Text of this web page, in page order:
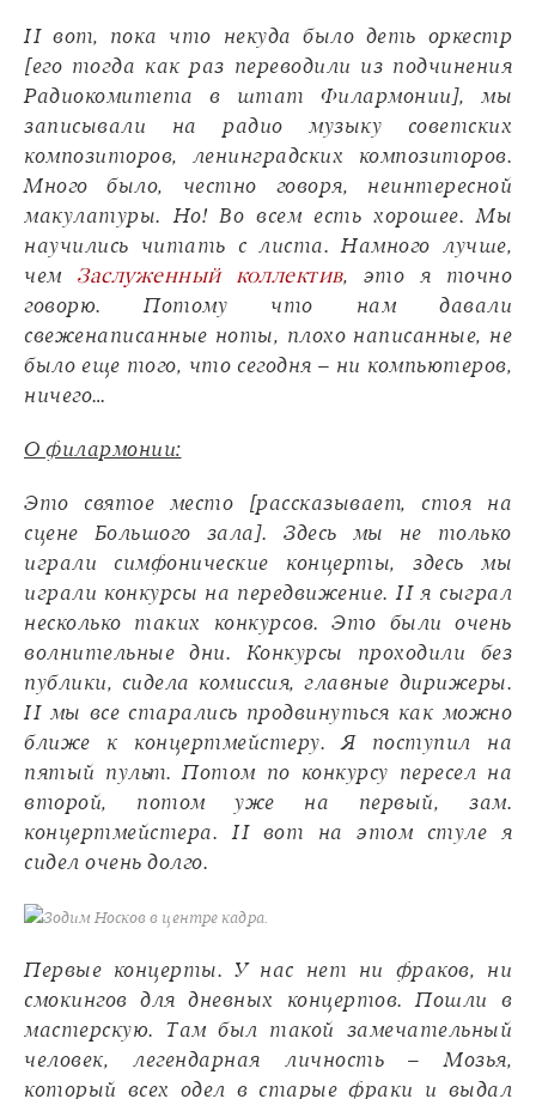
И вот, пока что некуда было деть оркестр
[его тогда как раз переводили из подчинения
Радиокомитета в штат Филармонии], мы
записывали на радио музыку советских
композиторов, ленинградских композиторов.
Много было, честно говоря, неинтересной
макулатуры. Но! Во всем есть хорошее. Мы
научились читать с листа. Намного лучше,
чем Заслуженный коллектив, это я точно
говорю. Потому что нам давали
свеженаписанные ноты, плохо написанные, не
было еще того, что сегодня – ни компьютеров,
ничего…
О филармонии:
Это святое место [рассказывает, стоя на
сцене Большого зала]. Здесь мы не только
играли симфонические концерты, здесь мы
играли конкурсы на передвижение. И я сыграл
несколько таких конкурсов. Это были очень
волнительные дни. Конкурсы проходили без
публики, сидела комиссия, главные дирижеры.
И мы все старались продвинуться как можно
ближе к концертмейстеру. Я поступил на
пятый пульт. Потом по конкурсу пересел на
второй, потом уже на первый, зам.
концертмейстера. И вот на этом стуле я
сидел очень долго.
Зодим Носков в центре кадра.
Первые концерты. У нас нет ни фраков, ни
смокингов для дневных концертов. Пошли в
мастерскую. Там был такой замечательный
человек, легендарная личность – Мозья,
который всех одел в старые фраки и выдал